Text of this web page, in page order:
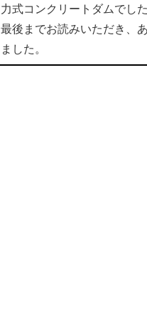
力式コンクリートダムでした
最後までお読みいただき、
ました。